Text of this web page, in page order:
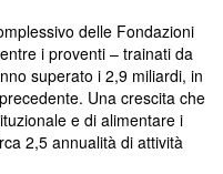
delle Fondazioni
i proventi – trainati da
superato i 2,9 miliardi, in
Una crescita che
e di alimentare i
2,5 annualità di attività